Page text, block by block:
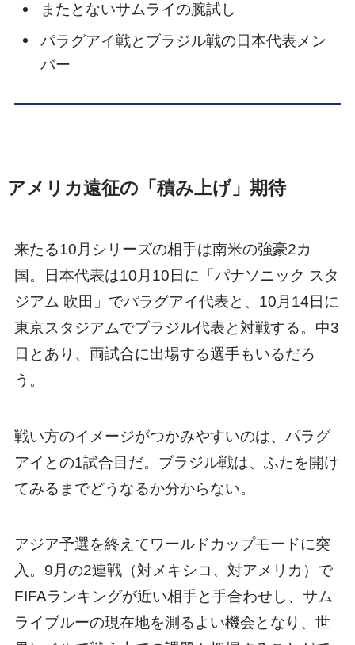
またとないサムライの腕試し
パラグアイ戦とブラジル戦の日本代表メン
バー
アメリカ遠征の「積み上げ」期待
来たる10月シリーズの相手は南米の強豪2カ
国。日本代表は10月10日に「パナソニック スタ
ジアム 吹田」でパラグアイ代表と、10月14日に
東京スタジアムでブラジル代表と対戦する。中3
日とあり、両試合に出場する選手もいるだろ
う。
戦い方のイメージがつかみやすいのは、パラグ
アイとの1試合目だ。ブラジル戦は、ふたを開け
てみるまでどうなるか分からない。
アジア予選を終えてワールドカップモードに突
入。9月の2連戦（対メキシコ、対アメリカ）で
FIFAランキングが近い相手と手合わせし、サム
ライブルーの現在地を測るよい機会となり、世